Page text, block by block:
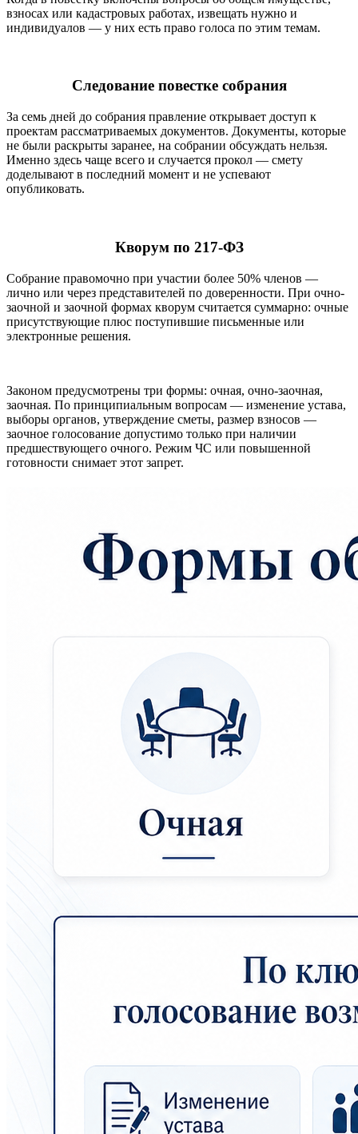
взносах или кадастровых работах, извещать нужно и
индивидуалов — у них есть право голоса по этим темам.
Следование повестке собрания
За семь дней до собрания правление открывает доступ к
проектам рассматриваемых документов. Документы, которые
не были раскрыты заранее, на собрании обсуждать нельзя.
Именно здесь чаще всего и случается прокол — смету
доделывают в последний момент и не успевают
опубликовать.
Кворум по 217-ФЗ
Собрание правомочно при участии более 50% членов —
лично или через представителей по доверенности. При очно-
заочной и заочной формах кворум считается суммарно: очные
присутствующие плюс поступившие письменные или
электронные решения.
Законом предусмотрены три формы: очная, очно-заочная,
заочная. По принципиальным вопросам — изменение устава,
выборы органов, утверждение сметы, размер взносов —
заочное голосование допустимо только при наличии
предшествующего очного. Режим ЧС или повышенной
готовности снимает этот запрет.